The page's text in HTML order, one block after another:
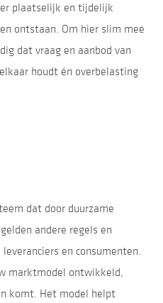
plaatselijk en tijdelijk
ontstaan. Om hier slim mee
dat vraag en aanbod van
houdt én overbelasting
dat door duurzame
andere regels en
en consumenten.
marktmodel ontwikkeld,
komt. Het model helpt